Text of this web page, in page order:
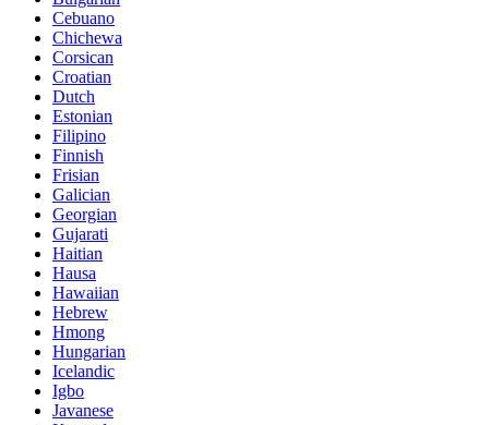
Cebuano
Chichewa
Corsican
Croatian
Dutch
Estonian
Filipino
Finnish
Frisian
Galician
Georgian
Gujarati
Haitian
Hausa
Hawaiian
Hebrew
Hmong
Hungarian
Icelandic
Igbo
Javanese